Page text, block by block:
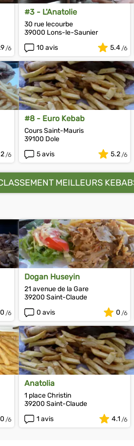
#3 - L'Anatolie
30 rue lecourbe
39000 Lons-le-Saunier
10 avis
5.4
#8 - Euro Kebab
Cours Saint-Mauris
39100 Dole
5 avis
5.2
MEILLEURS
0
Dogan Huseyin
21 avenue de la Gare
39200 Saint-Claude
0 avis
0
0
Anatolia
1 place Christin
39200 Saint-Claude
1 avis
4.1